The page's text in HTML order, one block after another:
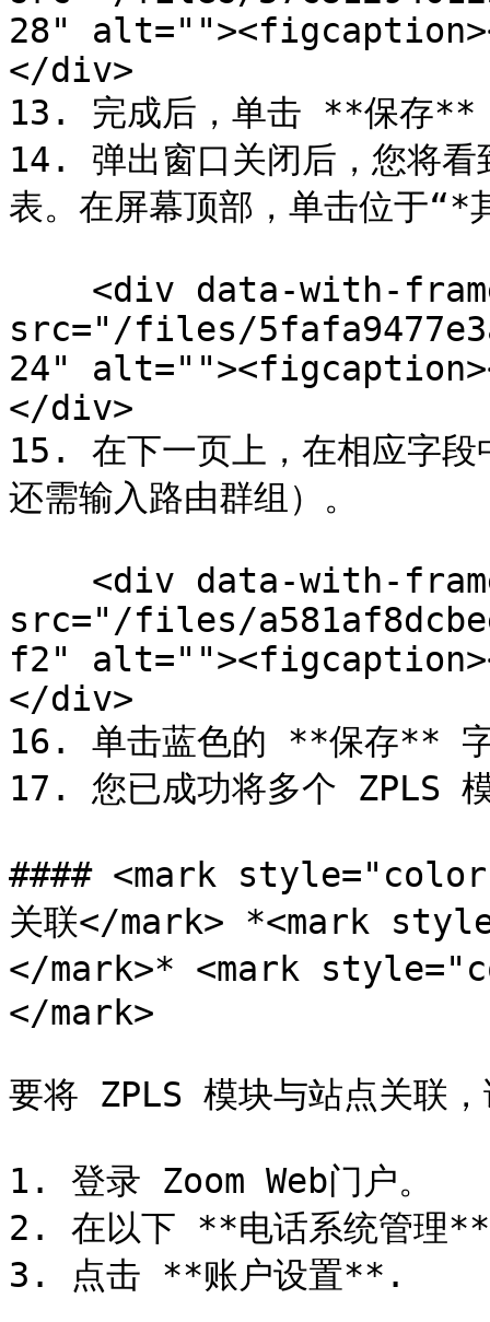
28"
</div>
13. 完成后，单击 **保存**
14. 弹出窗口关闭后，您将
表。在屏幕顶部，单击位于“*
src="/files/
24"
</div>
15. 在下一页上，在相应字段
还需输入路由群组）。
src="/files/
f2"
</div>
16. 单击蓝色的 **保存** 字
17. 您已成功将多个 ZPLS
#### <mark style="color:
关联</mark> *<mark
</mark>* <mark
</mark>
要将 ZPLS 模块与站点关联
1. 登录 Zoom Web门户。
2. 在以下 **电话系统管理
3. 点击 **账户设置**.